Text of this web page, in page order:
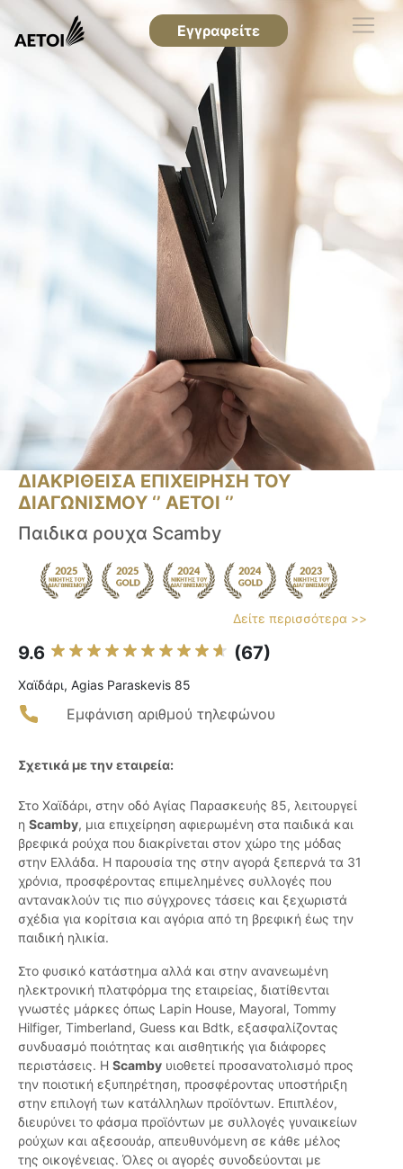
Εγγραφείτε
ΔΙΑΚΡΙΘΕΙΣΑ ΕΠΙΧΕΙΡΗΣΗ ΤΟΥ
ΔΙΑΓΩΝΙΣΜΟΥ ‘’ ΑΕΤΟΙ ‘’
Παιδικα ρουχα Scamby
Δείτε περισσότερα >>
9.6 (67)
Χαϊδάρι, Agias Paraskevis 85
Εμφάνιση αριθμού τηλεφώνου
Σχετικά με την εταιρεία:
Στο Χαϊδάρι, στην οδό Αγίας Παρασκευής 85, λειτουργεί
η Scamby, μια επιχείρηση αφιερωμένη στα παιδικά και
βρεφικά ρούχα που διακρίνεται στον χώρο της μόδας
στην Ελλάδα. Η παρουσία της στην αγορά ξεπερνά τα 31
χρόνια, προσφέροντας επιμελημένες συλλογές που
αντανακλούν τις πιο σύγχρονες τάσεις και ξεχωριστά
σχέδια για κορίτσια και αγόρια από τη βρεφική έως την
παιδική ηλικία.
Στο φυσικό κατάστημα αλλά και στην ανανεωμένη
ηλεκτρονική πλατφόρμα της εταιρείας, διατίθενται
γνωστές μάρκες όπως Lapin House, Mayoral, Tommy
Hilfiger, Timberland, Guess και Bdtk, εξασφαλίζοντας
συνδυασμό ποιότητας και αισθητικής για διάφορες
περιστάσεις. Η Scamby υιοθετεί προσανατολισμό προς
την ποιοτική εξυπηρέτηση, προσφέροντας υποστήριξη
στην επιλογή των κατάλληλων προϊόντων. Επιπλέον,
διευρύνει το φάσμα προϊόντων με συλλογές γυναικείων
ρούχων και αξεσουάρ, απευθυνόμενη σε κάθε μέλος
της οικογένειας. Όλες οι αγορές συνοδεύονται με